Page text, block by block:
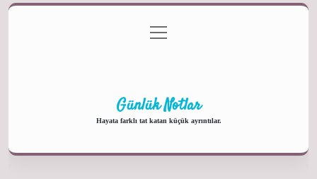
Gizlilik Politikası
menüyü
aç
Günlük Notlar
Hayata farklı tat katan küçük ayrıntılar.